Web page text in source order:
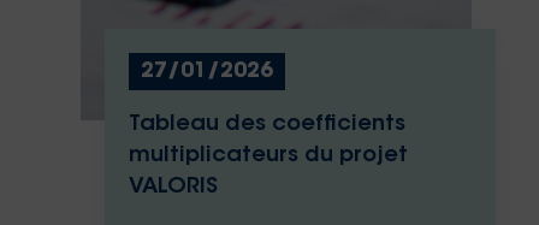
27/01/2026
Tableau des coefficients
multiplicateurs du projet
VALORIS